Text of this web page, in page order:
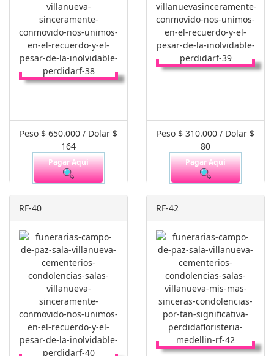
Peso $ 650.000 / Dolar $
164
Pagar Aquí
Peso $ 310.000 / Dolar $
80
Pagar Aquí
RF-40 RF-42